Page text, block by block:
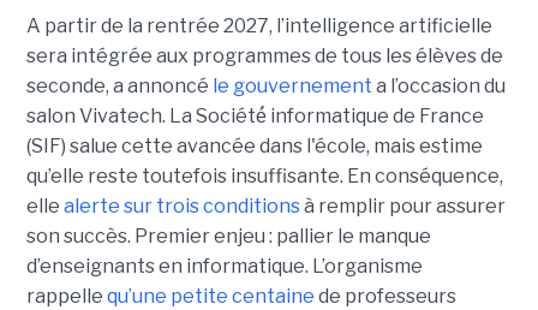
A partir de la rentrée 2027, l’intelligence artificielle
sera intégrée aux programmes de tous les élèves de
seconde, a annoncé le gouvernement a l’occasion du
salon Vivatech. La Société́ informatique de France
(SIF) salue cette avancée dans l'école, mais estime
qu’elle reste toutefois insuffisante. En conséquence,
elle alerte sur trois conditionsà remplir pour assurer
son succès. Premier enjeu : pallier le manque
d’enseignants en informatique. L’organisme
rappelle qu’une petite centaine de professeurs